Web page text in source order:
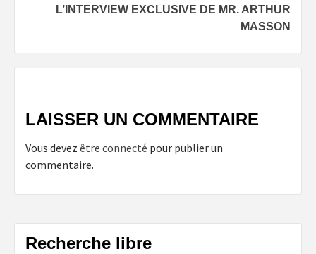
L’INTERVIEW EXCLUSIVE DE MR. ARTHUR
MASSON
LAISSER UN COMMENTAIRE
Vous devez être connecté pour publier un
commentaire.
Recherche libre